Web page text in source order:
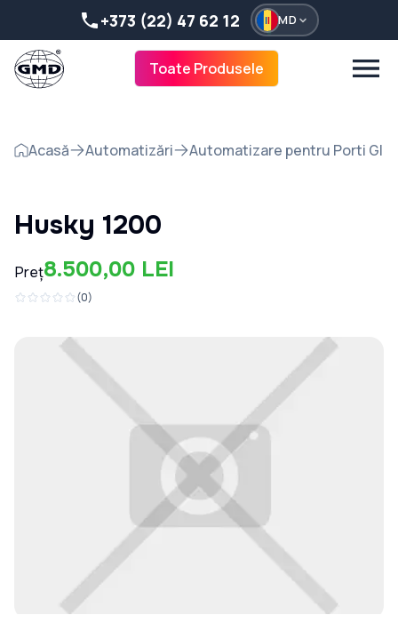
+373 (22) 47 62 12 MD
Toate Produsele
Acasă Automatizări Automatizare pentru Porti
Husky 1200
Preț8.500,00 LEI
(0)